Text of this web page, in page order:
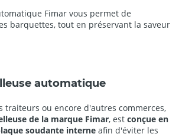
Fimar vous permet de
barquettes, tout en préservant la saveur
automatique
traiteurs ou encore d'autres commerces,
de la marque Fimar, estconçue en
soudante interne afin d'éviter les